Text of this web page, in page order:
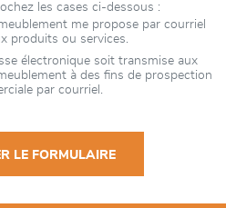
les cases ci-dessous :
me propose par courriel
produits ou services.
électronique soit transmise aux
à des fins de prospection
par courriel.
LE FORMULAIRE